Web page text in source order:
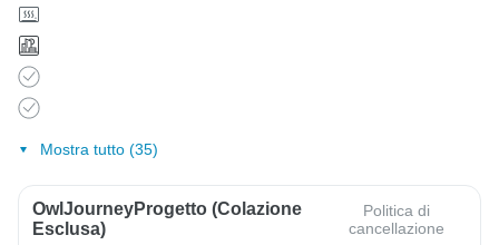
Mostra tutto (35)
OwlJourneyProgetto (colazione
Esclusa)
Politica di
cancellazione